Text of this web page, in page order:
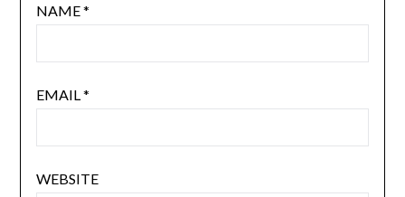
NAME*
EMAIL*
WEBSITE